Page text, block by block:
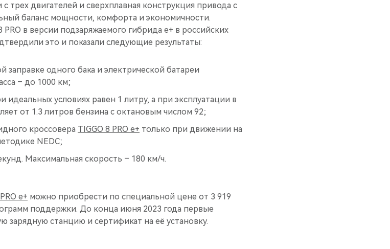
трех двигателей и сверхплавная конструкция привода с
баланс мощности, комфорта и экономичности.
PRO в версии подзаряжаемого гибрида e+ в российских
это и показали следующие результаты:
одного бака и электрической батареи
– до 1000 км;
идеальных условиях равен 1 литру, а при эксплуатации в
от 1.3 литров бензина с октановым числом 92;
кроссовера TIGGO 8 PRO e+ только при движении на
NEDC;
Максимальная скорость – 180 км/ч.
е+ можно приобрести по специальной цене от 3 919
поддержки. До конца июня 2023 года первые
зарядную станцию и сертификат на её установку.